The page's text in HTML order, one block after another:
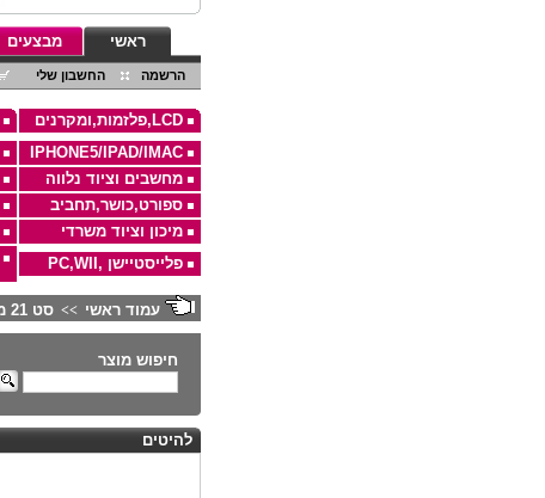
ראשי מבצעים
הרשמה החשבון שלי
LCD,פלזמות,ומקרנים
IPHONE5/IPAD/IMAC
מחשבים וציוד נלווה
ספורט,כושר,תחביב
מיכון וציוד משרדי
פלייסטיישן ,PC,WII
עמוד ראשי >> סט 21 מברשות מקצועיות PUPA שיער טיבעי בנרתיק עור ג'מס סגול
חיפוש מוצר
להיטים